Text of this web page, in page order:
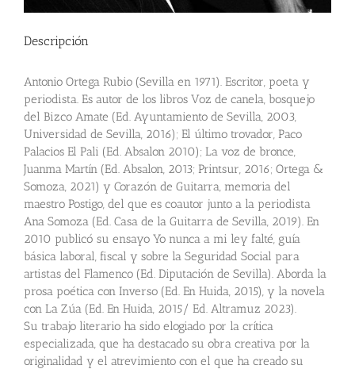
Descripción
Antonio Ortega Rubio (Sevilla en 1971). Escritor, poeta y
periodista. Es autor de los libros Voz de canela, bosquejo
del Bizco Amate (Ed. Ayuntamiento de Sevilla, 2003,
Universidad de Sevilla, 2016); El último trovador, Paco
Palacios El Pali (Ed. Absalon 2010); La voz de bronce,
Juanma Martín (Ed. Absalon, 2013; Printsur, 2016; Ortega &
Somoza, 2021) y Corazón de Guitarra, memoria del
maestro Postigo, del que es coautor junto a la periodista
Ana Somoza (Ed. Casa de la Guitarra de Sevilla, 2019). En
2010 publicó su ensayo Yo nunca a mi ley falté, guía
básica laboral, fiscal y sobre la Seguridad Social para
artistas del Flamenco (Ed. Diputación de Sevilla). Aborda la
prosa poética con Inverso (Ed. En Huida, 2015), y la novela
con La Zúa (Ed. En Huida, 2015/ Ed. Altramuz 2023).
Su trabajo literario ha sido elogiado por la crítica
especializada, que ha destacado su obra creativa por la
originalidad y el atrevimiento con el que ha creado su